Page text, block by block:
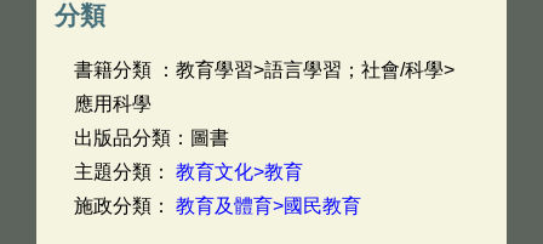
分類
書籍分類 ：教育學習>語言學習；社會/科學>
應用科學
出版品分類：圖書
主題分類： 教育文化>教育
施政分類： 教育及體育>國民教育